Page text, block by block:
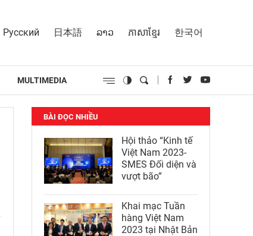
Русский 日本語 ລາວ ភាសាខ្មែរ 한국어
MULTIMEDIA
BÀI ĐỌC NHIỀU
Hội thảo “Kinh tế
Việt Nam 2023-
SMES Đối diện và
vượt bão”
Khai mạc Tuần
hàng Việt Nam
2023 tại Nhật Bản